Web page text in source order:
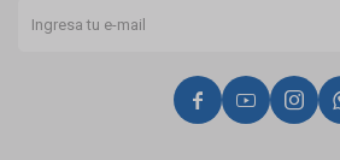
  